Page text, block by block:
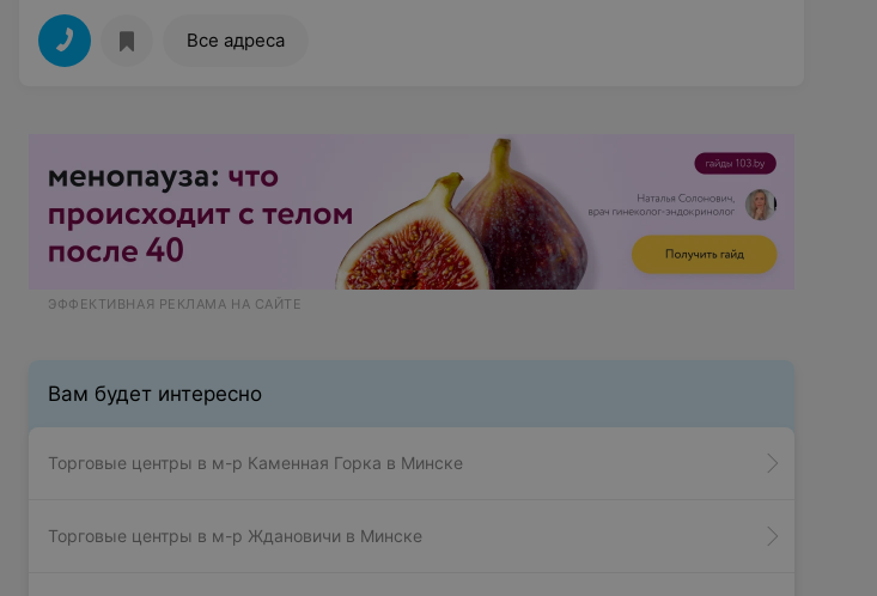
Все адреса
ЭФФЕКТИВНАЯ РЕКЛАМА НА САЙТЕ
Вам будет интересно
Торговые центры в м-р Каменная Горка в Минске
Торговые центры в м-р Ждановичи в Минске